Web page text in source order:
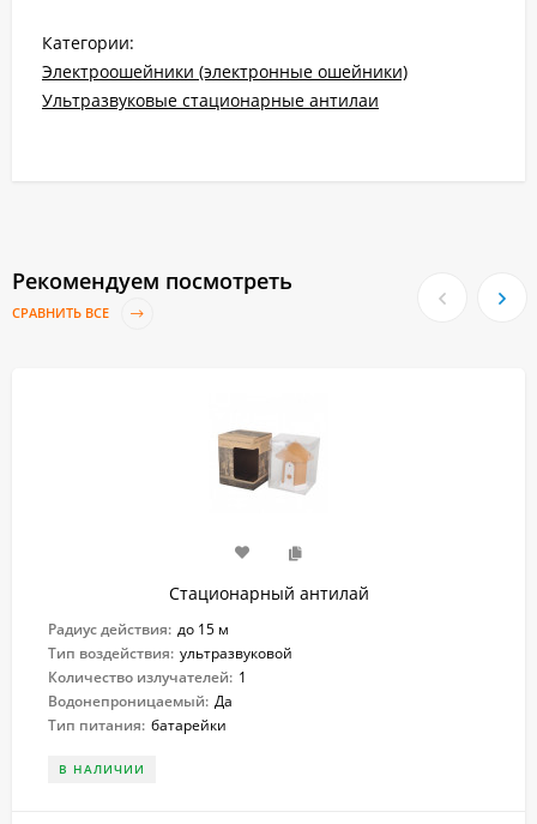
Категории:
Электроошейники (электронные ошейники)
Ультразвуковые стационарные антилаи
Рекомендуем посмотреть
СРАВНИТЬ ВСЕ
Стационарный антилай
Радиус действия: до 15 м
Тип воздействия: ультразвуковой
Количество излучателей: 1
Водонепроницаемый: Да
Тип питания: батарейки
В НАЛИЧИИ